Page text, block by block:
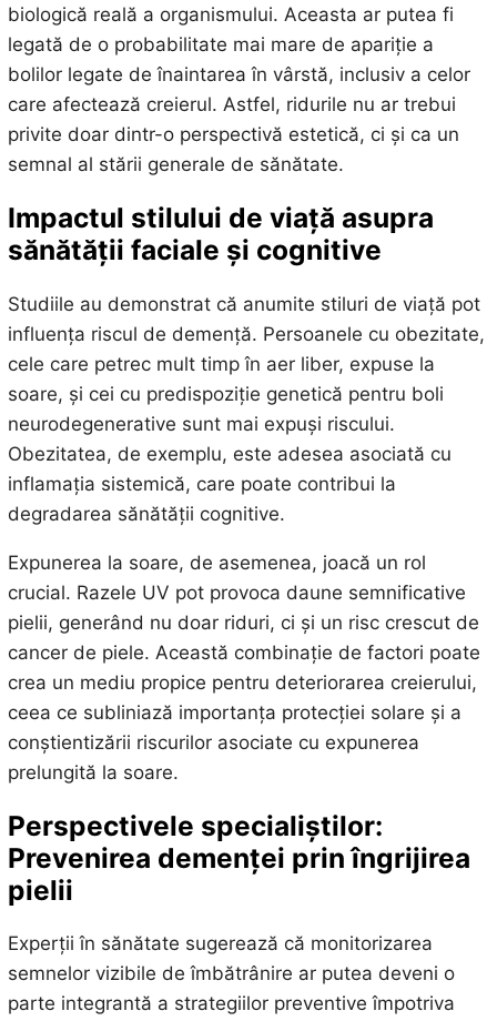
biologică reală a organismului. Aceasta ar putea fi
legată de o probabilitate mai mare de apariție a
bolilor legate de înaintarea în vârstă, inclusiv a celor
care afectează creierul. Astfel, ridurile nu ar trebui
privite doar dintr-o perspectivă estetică, ci și ca un
semnal al stării generale de sănătate.
Impactul stilului de viață asupra
sănătății faciale și cognitive
Studiile au demonstrat că anumite stiluri de viață pot
influența riscul de demență. Persoanele cu obezitate,
cele care petrec mult timp în aer liber, expuse la
soare, și cei cu predispoziție genetică pentru boli
neurodegenerative sunt mai expuși riscului.
Obezitatea, de exemplu, este adesea asociată cu
inflamația sistemică, care poate contribui la
degradarea sănătății cognitive.
Expunerea la soare, de asemenea, joacă un rol
crucial. Razele UV pot provoca daune semnificative
pielii, generând nu doar riduri, ci și un risc crescut de
cancer de piele. Această combinație de factori poate
crea un mediu propice pentru deteriorarea creierului,
ceea ce subliniază importanța protecției solare și a
conștientizării riscurilor asociate cu expunerea
prelungită la soare.
Perspectivele specialiștilor:
Prevenirea demenței prin îngrijirea
pielii
Experții în sănătate sugerează că monitorizarea
semnelor vizibile de îmbătrânire ar putea deveni o
parte integrantă a strategiilor preventive împotriva